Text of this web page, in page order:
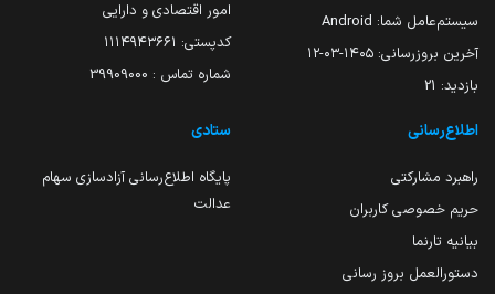
سیستم‌عامل شما: Android
آخرین بروزرسانی: ۱۴۰۵-۰۳-۱۲
بازدید: 21
امور اقتصادی و دارایی
کدپستی: ۱۱۱۴۹۴۳۶۶۱
شماره تماس : 39909000
اطلاع‌رسانی
راهبرد مشارکتی
حریم خصوصی کاربران
بیانیه تارنما
دستورالعمل بروز رسانی
ستادی
پایگاه اطلاع‌رسانی آزادسازی سهام
عدالت